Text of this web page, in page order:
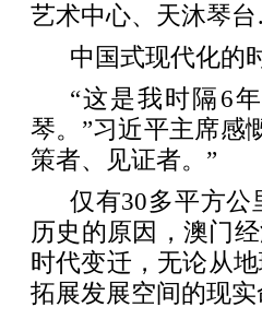
艺术中心、天沐琴
中国式现代化的
“这是我时隔6
琴。”习近平主席感
策者、见证者。”
仅有30多平方公
历史的原因，澳门
时代变迁，无论从
拓展发展空间的现实